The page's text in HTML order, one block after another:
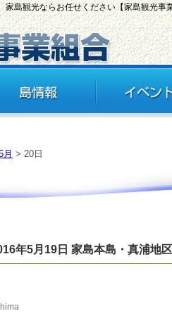
家島観光ならお任せください【家島観光事
月 > 20日
年5月19日 家島本島・真浦地